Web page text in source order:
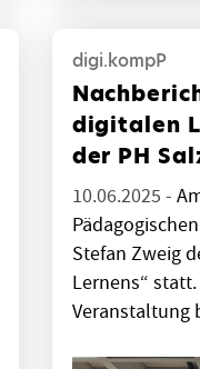
digi.kompP
digitalen
der PH
10.06.2025 -
Stefan Zweig
Lernens“
Veranstaltung